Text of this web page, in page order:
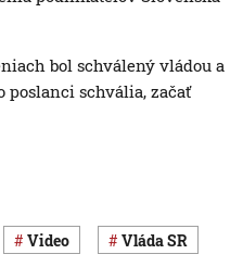
bol schválený vládou a
poslanci schvália, začať
Video vláda SR